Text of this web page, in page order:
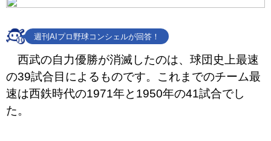
週刊AIプロ野球コンシェルが回答！
西武の自力優勝が消滅したのは、球団史上最速
の39試合目によるものです。これまでのチーム最
速は西鉄時代の1971年と1950年の41試合でし
た。